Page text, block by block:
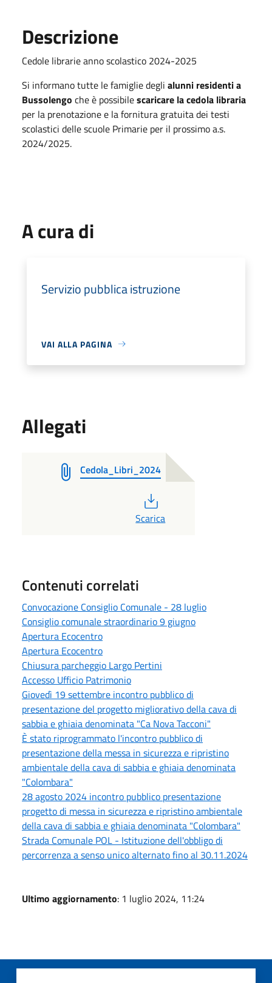
Descrizione
Cedole librarie anno scolastico 2024-2025
Si informano tutte le famiglie degli alunni residenti a
Bussolengo che è possibilescaricare la cedola libraria
per la prenotazione e la fornitura gratuita dei testi
scolastici delle scuole Primarie per il prossimo a.s.
2024/2025.
A cura di
Servizio pubblica istruzione
VAI ALLA PAGINA
Allegati
Cedola_Libri_2024
Scarica
Contenuti correlati
Convocazione Consiglio Comunale - 28 luglio
Consiglio comunale straordinario 9 giugno
Apertura Ecocentro
Apertura Ecocentro
Chiusura parcheggio Largo Pertini
Accesso Ufficio Patrimonio
Giovedì 19 settembre incontro pubblico di
presentazione del progetto migliorativo della cava di
sabbia e ghiaia denominata "Ca Nova Tacconi"
È stato riprogrammato l'incontro pubblico di
presentazione della messa in sicurezza e ripristino
ambientale della cava di sabbia e ghiaia denominata
"Colombara"
28 agosto 2024 incontro pubblico presentazione
progetto di messa in sicurezza e ripristino ambientale
della cava di sabbia e ghiaia denominata "Colombara"
Strada Comunale POL - Istituzione dell'obbligo di
percorrenza a senso unico alternato fino al 30.11.2024
Ultimo aggiornamento: 1 luglio 2024, 11:24